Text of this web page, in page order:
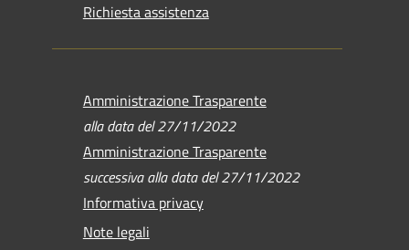
Richiesta assistenza
Amministrazione Trasparente
alla data del 27/11/2022
Amministrazione Trasparente
successiva alla data del 27/11/2022
Informativa privacy
Note legali